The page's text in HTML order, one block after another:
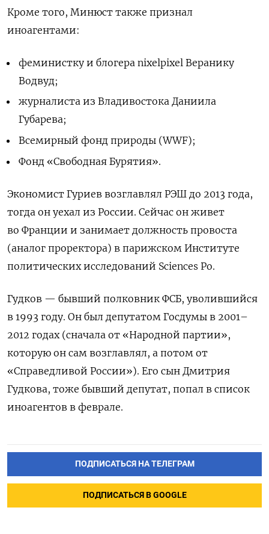
Кроме того, Минюст также признал
иноагентами:
феминистку и блогера nixelpixel Веранику
Водвуд;
журналиста из Владивостока Даниила
Губарева;
Всемирный фонд природы (WWF);
Фонд «Свободная Бурятия».
Экономист Гуриев возглавлял РЭШ до 2013 года,
тогда он уехал из России. Сейчас он живет
во Франции и занимает должность провоста
(аналог проректора) в парижском Институте
политических исследований Sciences Po.
Гудков — бывший полковник ФСБ, уволившийся
в 1993 году. Он был депутатом Госдумы в 2001–
2012 годах (сначала от «Народной партии»,
которую он сам возглавлял, а потом от
«Справедливой России»). Его сын Дмитрия
Гудкова, тоже бывший депутат, попал в список
иноагентов в феврале.
ПОДПИСАТЬСЯ НА ТЕЛЕГРАМ
ПОДПИСАТЬСЯ В GOOGLE